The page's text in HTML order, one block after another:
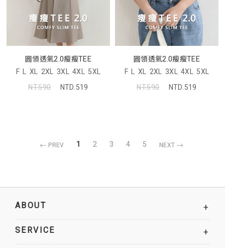
圓領透氣2.0瘦瘦TEE
F L XL 2XL 3XL 4XL 5XL
NT.590
NTD.519
圓領透氣2.0瘦瘦TEE
F L XL 2XL 3XL 4XL 5XL
NT.590
NTD.519
PREV 1 2 3 4 5 NEXT
ABOUT +
SERVICE +